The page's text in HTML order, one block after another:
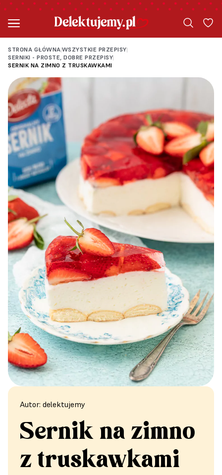
STRONA GŁÓWNA|WSZYSTKIE PRZEPISY|
SERNIKI - PROSTE, DOBRE PRZEPISY|
SERNIK NA ZIMNO Z TRUSKAWKAMI
Autor: delektujemy
Sernik na zimno
z truskawkami